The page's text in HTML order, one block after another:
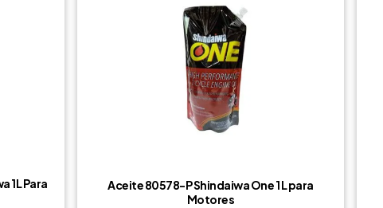
1L Para
Aceite 80578-P Shindaiwa One 1 L para
Motores